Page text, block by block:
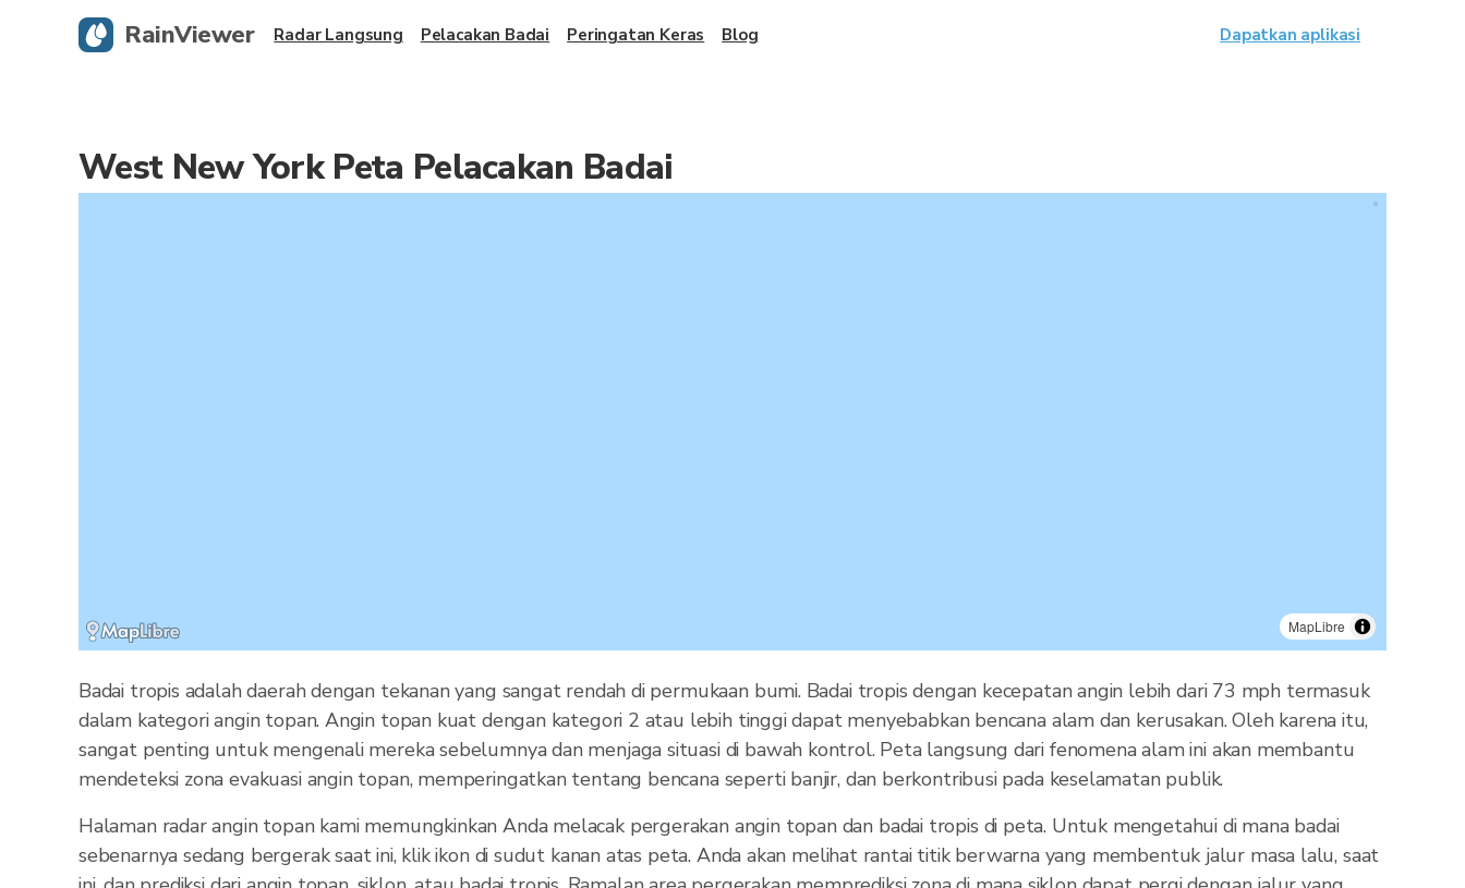
West New York Peta Pelacakan Badai
MapLibre
Badai tropis adalah daerah dengan tekanan yang sangat rendah di permukaan bumi. Badai tropis dengan kecepatan angin lebih dari 73 mph termasuk
dalam kategori angin topan. Angin topan kuat dengan kategori 2 atau lebih tinggi dapat menyebabkan bencana alam dan kerusakan. Oleh karena itu,
sangat penting untuk mengenali mereka sebelumnya dan menjaga situasi di bawah kontrol. Peta langsung dari fenomena alam ini akan membantu
mendeteksi zona evakuasi angin topan, memperingatkan tentang bencana seperti banjir, dan berkontribusi pada keselamatan publik.
Halaman radar angin topan kami memungkinkan Anda melacak pergerakan angin topan dan badai tropis di peta. Untuk mengetahui di mana badai
sebenarnya sedang bergerak saat ini, klik ikon di sudut kanan atas peta. Anda akan melihat rantai titik berwarna yang membentuk jalur masa lalu, saat
RainViewer Radar Langsung Pelacakan Badai Peringatan Keras Blog Dapatkan aplikasi